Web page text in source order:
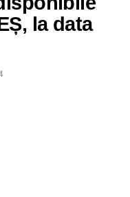
la data